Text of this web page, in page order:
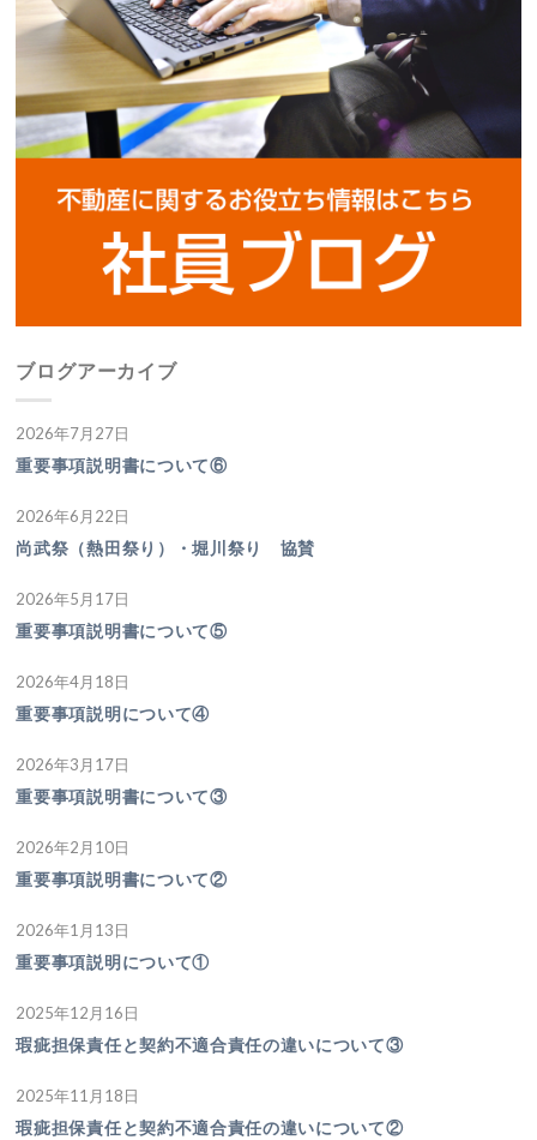
ブログアーカイブ
2026年7月27日
重要事項説明書について⑥
2026年6月22日
尚武祭（熱田祭り）・堀川祭り 協賛
2026年5月17日
重要事項説明書について⑤
2026年4月18日
重要事項説明について④
2026年3月17日
重要事項説明書について③
2026年2月10日
重要事項説明書について②
2026年1月13日
重要事項説明について①
2025年12月16日
瑕疵担保責任と契約不適合責任の違いについて③
2025年11月18日
瑕疵担保責任と契約不適合責任の違いについて②